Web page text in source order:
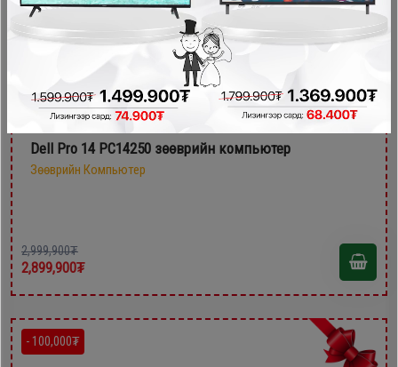
Dell Pro 14 PC14250 зөөврийн компьютер
Зөөврийн Компьютер
2,999,900₮
2,899,900₮
- 100,000₮